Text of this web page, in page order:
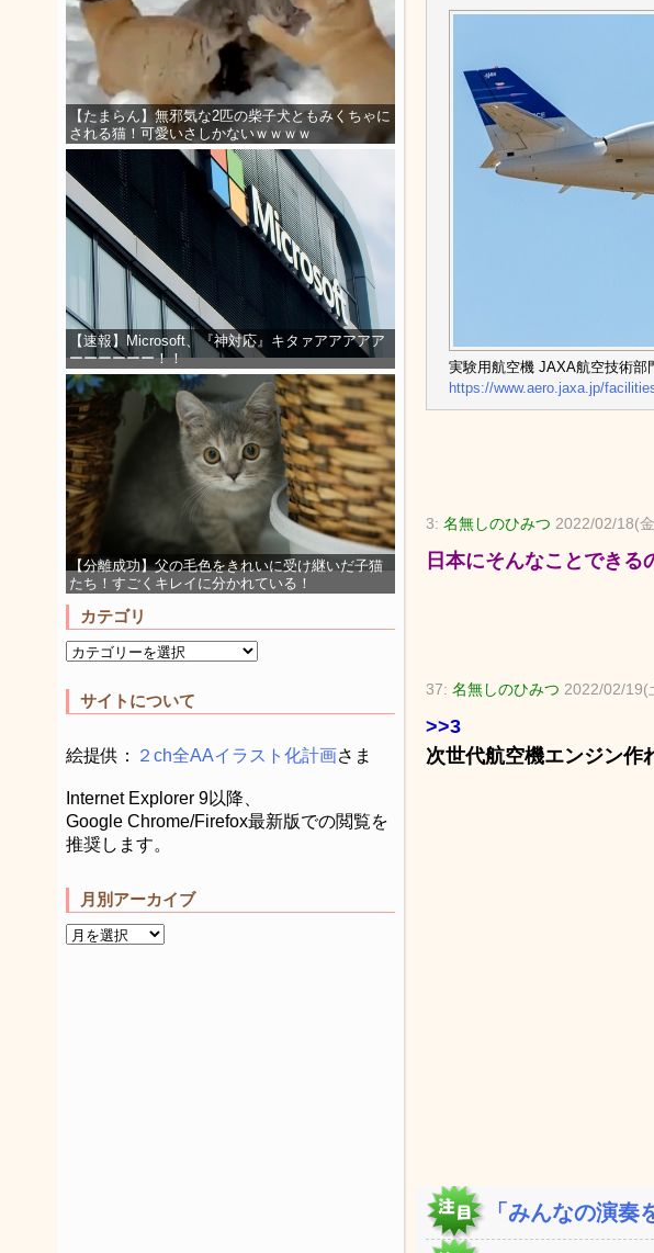
【たまらん】無邪気な2匹の柴子犬ともみくちゃに
される猫！可愛いさしかないｗｗｗｗ
【速報】Microsoft、『神対応』キタァアアアアア
ーーーーーー！！
【分離成功】父の毛色をきれいに受け継いだ子猫
たち！すごくキレイに分かれている！
カテゴリ
サイトについて
絵提供： ２ch全AAイラスト化計画さま
Internet Explorer 9以降、
Google Chrome/Firefox最新版での閲覧を
推奨します。
月別アーカイブ
実験用航空機 JAXA航空技術部
https://www.aero.jaxa.jp/
3: 名無しのひみつ 2022/02/18(
日本にそんなことできる
37: 名無しのひみつ 2022/02/19(
>>3
次世代航空機エンジン作
「みんなの演